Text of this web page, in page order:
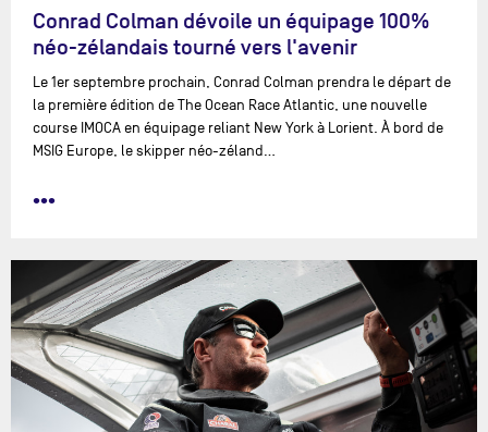
Conrad Colman dévoile un équipage 100%
néo-zélandais tourné vers l'avenir
Le 1er septembre prochain, Conrad Colman prendra le départ de
la première édition de The Ocean Race Atlantic, une nouvelle
course IMOCA en équipage reliant New York à Lorient. À bord de
MSIG Europe, le skipper néo-zéland…
•••